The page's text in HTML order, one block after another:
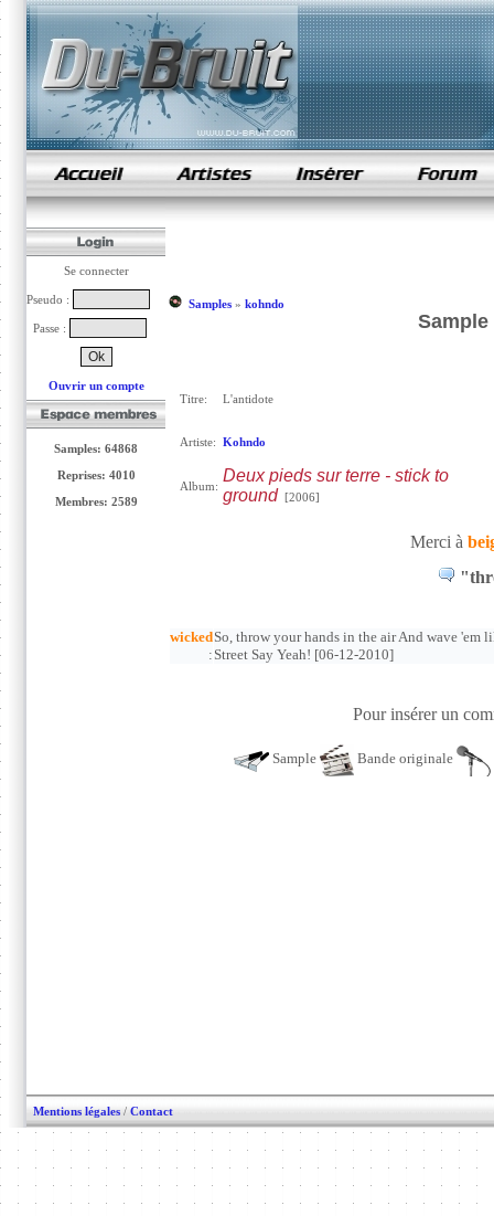
samples de rap
Se connecter
Pseudo :
Passe :
Ouvrir un compte
Samples: 64868
Reprises: 4010
Membres: 2589
Samples» kohndo
Titre: L'antidote
Artiste: Kohndo
Album:
Deux pieds sur terre - stick to
ground[2006]
Merci à
wicked
:
So, throw your hands in the air And wave
Street Say Yeah! [06-12-2010]
Pour insérer un
Sample Bande originale
Mentions légales / Contact